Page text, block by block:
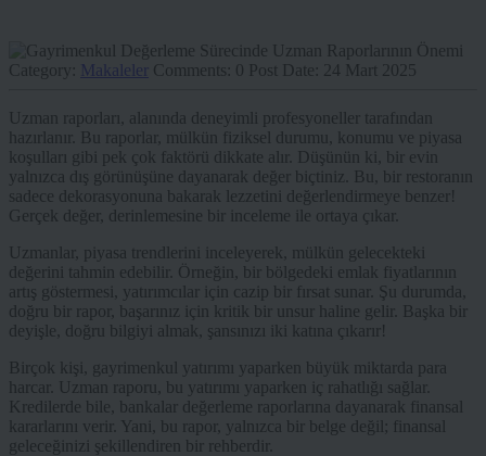
Category: Makaleler Comments: 0 Post Date: 24 Mart 2025
Uzman raporları, alanında deneyimli profesyoneller tarafından
hazırlanır. Bu raporlar, mülkün fiziksel durumu, konumu ve piyasa
koşulları gibi pek çok faktörü dikkate alır. Düşünün ki, bir evin
yalnızca dış görünüşüne dayanarak değer biçtiniz. Bu, bir restoranın
sadece dekorasyonuna bakarak lezzetini değerlendirmeye benzer!
Gerçek değer, derinlemesine bir inceleme ile ortaya çıkar.
Uzmanlar, piyasa trendlerini inceleyerek, mülkün gelecekteki
değerini tahmin edebilir. Örneğin, bir bölgedeki emlak fiyatlarının
artış göstermesi, yatırımcılar için cazip bir fırsat sunar. Şu durumda,
doğru bir rapor, başarınız için kritik bir unsur haline gelir. Başka bir
deyişle, doğru bilgiyi almak, şansınızı iki katına çıkarır!
Birçok kişi, gayrimenkul yatırımı yaparken büyük miktarda para
harcar. Uzman raporu, bu yatırımı yaparken iç rahatlığı sağlar.
Kredilerde bile, bankalar değerleme raporlarına dayanarak finansal
kararlarını verir. Yani, bu rapor, yalnızca bir belge değil; finansal
geleceğinizi şekillendiren bir rehberdir.